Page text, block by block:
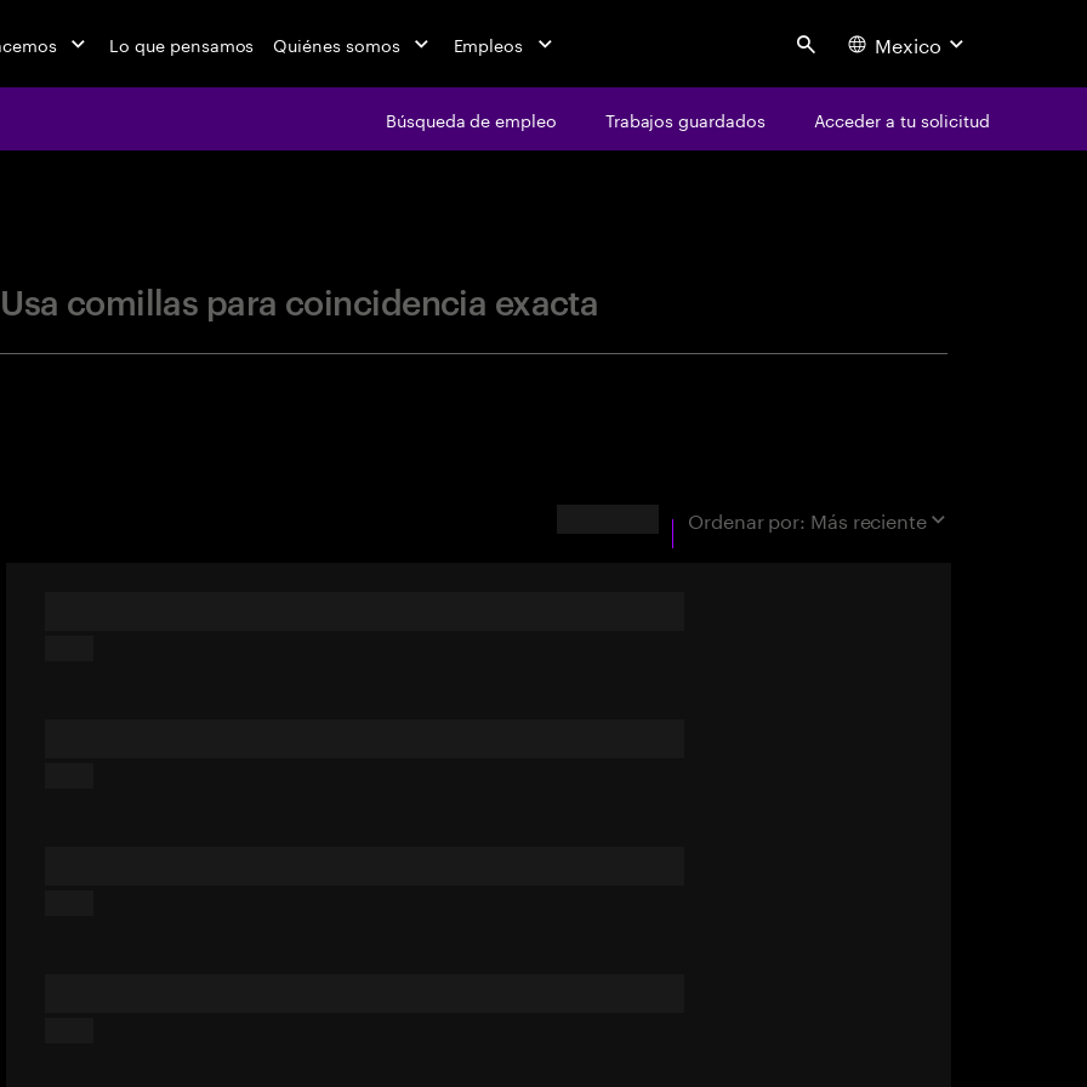
Lo que pensamos Quiénes somos Empleos Search Mexico
Búsqueda de empleo Trabajos guardados Acceder a tu solicitud
Usa comillas para coincidencia exacta
Ordenar por: Más reciente